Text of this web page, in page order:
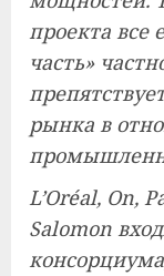
проекта все
часть»
рынка в
L’Oréal, On,
Salomon